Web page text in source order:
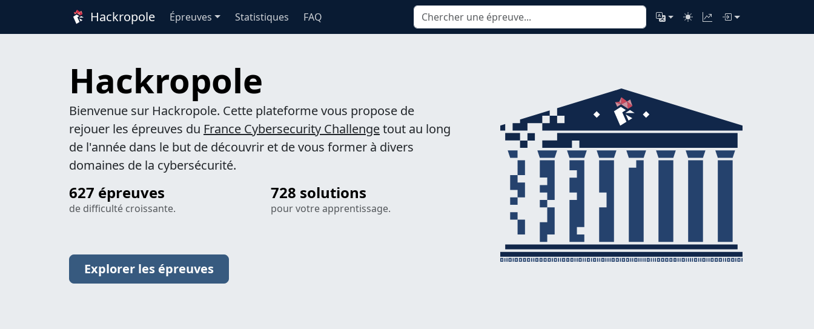
Hackropole Épreuves Statistiques FAQ
Hackropole
Bienvenue sur Hackropole. Cette plateforme vous propose de
rejouer les épreuves du France Cybersecurity Challengetout au long
de l'année dans le but de découvrir et de vous former à divers
domaines de la cybersécurité.
627 épreuves
de difficulté croissante.
728 solutions
pour votre apprentissage.
Explorer les épreuves